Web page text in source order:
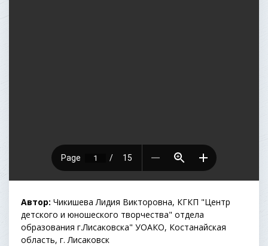
Автор: Чикишева Лидия Викторовна, КГКП "Центр
детского и юношеского творчества" отдела
образования г.Лисаковска" УОАКО, Костанайская
область, г. Лисаковск